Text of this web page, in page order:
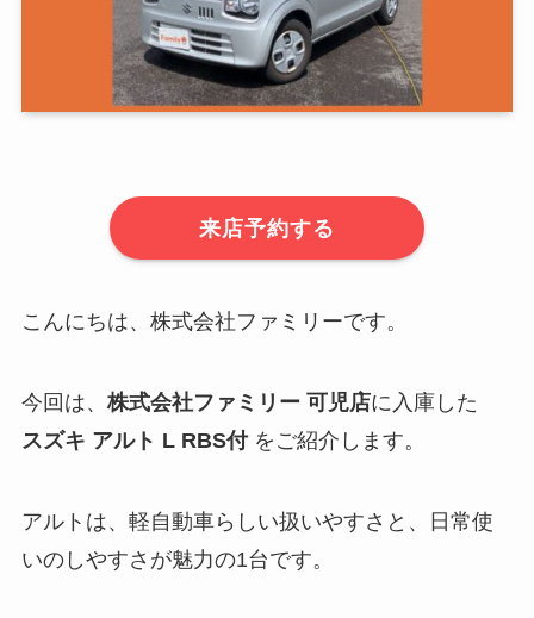
来店予約する
こんにちは、株式会社ファミリーです。
今回は、 株式会社ファミリー 可児店に入庫した
スズキ アルト L RBS付をご紹介します。
アルトは、軽自動車らしい扱いやすさと、日常使
いのしやすさが魅力の1台です。